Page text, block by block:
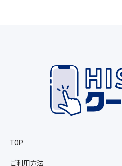
TOP
ご利用方法